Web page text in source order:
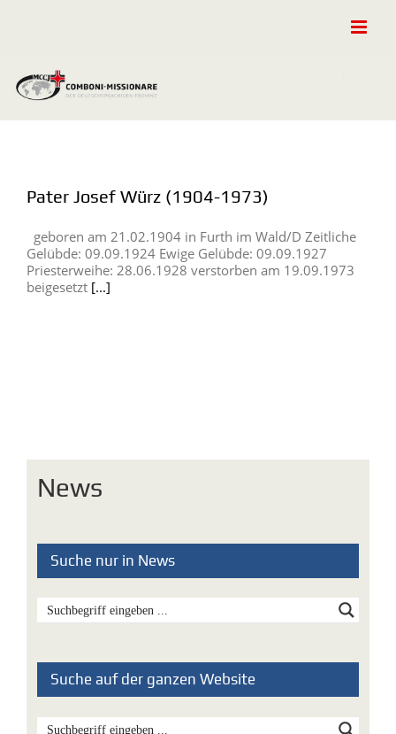
Pater Josef Würz (1904-1973)
geboren am 21.02.1904 in Furth im Wald/D Zeitliche
Gelübde: 09.09.1924 Ewige Gelübde: 09.09.1927
Priesterweihe: 28.06.1928 verstorben am 19.09.1973
beigesetzt [...]
News
Suche nur in News
Suche auf der ganzen Website